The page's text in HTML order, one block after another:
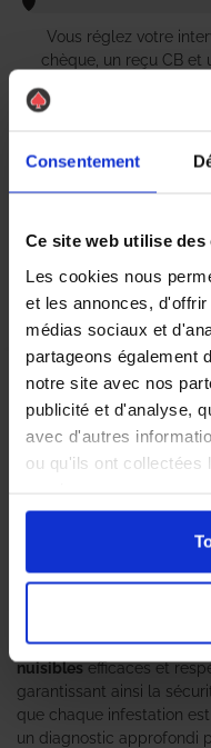
Consentement
Ce site web utilise des
Les cookies nous
et les annonces,
médias sociaux et
partageons également
notre site avec nos
publicité et d'analyse,
avec d'autres
ou qu'ils ont collectées
Vous réglez votre
chèque, un reçu CB et
Etape 5 :
Vous recevez une
avec
Nous
expérimentée. L’agence
solutions adaptées à
techniciens qualifiés
nuisiblesefficaces et
garantissant ainsi la
que chaque infestation
un diagnostic approfondi